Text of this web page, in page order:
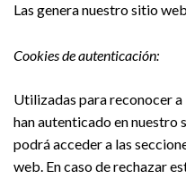
Las genera nuestro sitio
Cookies de autenticación:
Utilizadas para reconocer
han autenticado en nuestro
podrá acceder a las
web. En caso de rechazar